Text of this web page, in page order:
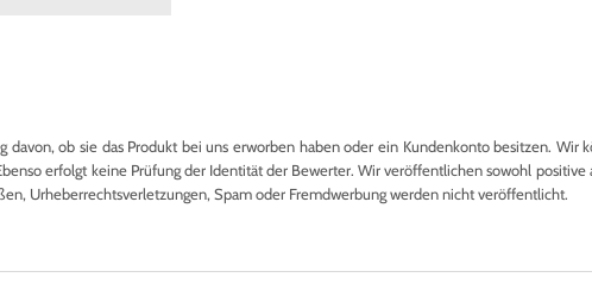
ob sie das Produkt bei uns erworben haben oder ein Kundenkonto besitzen. Wir
erfolgt keine Prüfung der Identität der Bewerter. Wir veröffentlichen sowohl positive
Urheberrechtsverletzungen, Spam oder Fremdwerbung werden nicht veröffentlicht.